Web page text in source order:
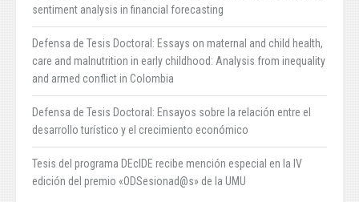
sentiment analysis in financial forecasting
Defensa de Tesis Doctoral: Essays on maternal and child health,
care and malnutrition in early childhood: Analysis from inequality
and armed conflict in Colombia
Defensa de Tesis Doctoral: Ensayos sobre la relación entre el
desarrollo turístico y el crecimiento económico
Tesis del programa DEcIDE recibe mención especial en la IV
edición del premio «ODSesionad@s» de la UMU